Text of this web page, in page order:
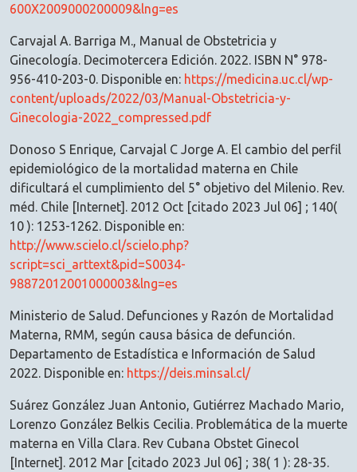
600X2009000200009&lng=es
Carvajal A. Barriga M., Manual de Obstetricia y
Ginecología. Decimotercera Edición. 2022. ISBN N° 978-
956-410-203-0. Disponible en: https://medicina.uc.cl/wp-
content/uploads/2022/03/Manual-Obstetricia-y-
Ginecologia-2022_compressed.pdf
Donoso S Enrique, Carvajal C Jorge A. El cambio del perfil
epidemiológico de la mortalidad materna en Chile
dificultará el cumplimiento del 5° objetivo del Milenio. Rev.
méd. Chile [Internet]. 2012 Oct [citado 2023 Jul 06] ; 140(
10 ): 1253-1262. Disponible en:
http://www.scielo.cl/scielo.php?
script=sci_arttext&pid=S0034-
98872012001000003&lng=es
Ministerio de Salud. Defunciones y Razón de Mortalidad
Materna, RMM, según causa básica de defunción.
Departamento de Estadística e Información de Salud
2022. Disponible en: https://deis.minsal.cl/
Suárez González Juan Antonio, Gutiérrez Machado Mario,
Lorenzo González Belkis Cecilia. Problemática de la muerte
materna en Villa Clara. Rev Cubana Obstet Ginecol
[Internet]. 2012 Mar [citado 2023 Jul 06] ; 38( 1 ): 28-35.